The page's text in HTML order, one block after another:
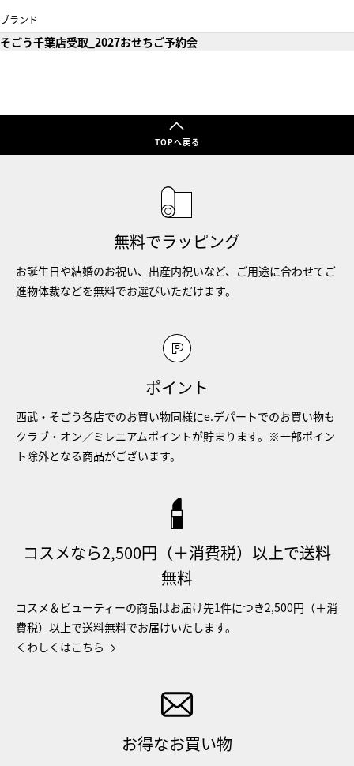
ブランド
そごう千葉店受取_2027おせちご予約会
TOPへ戻る
無料でラッピング
お誕生日や結婚のお祝い、出産内祝いなど、ご用途に合わせてご
進物体裁などを無料でお選びいただけます。
ポイント
西武・そごう各店でのお買い物同様にe.デパートでのお買い物も
クラブ・オン／ミレニアムポイントが貯まります。※一部ポイン
ト除外となる商品がございます。
コスメなら2,500円（＋消費税）以上で送料
無料
コスメ＆ビューティーの商品はお届け先1件につき2,500円（＋消
費税）以上で送料無料でお届けいたします。
くわしくはこちら
お得なお買い物